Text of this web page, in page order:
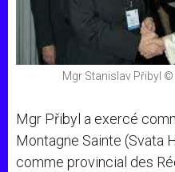
Mgr Stanislav Přibyl
Mgr Přibyl a exercé
Montagne Sainte (Svata
comme provincial des